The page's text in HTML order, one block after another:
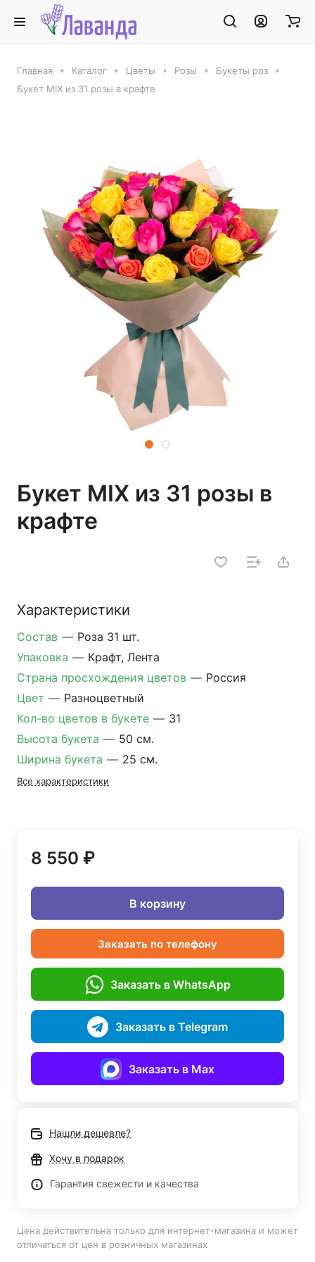
Главная Каталог Цветы Розы
Букеты роз
Букет MIX из 31 розы в крафте
Букет MIX из 31 розы в
крафте
Характеристики
Состав — Роза 31 шт.
Упаковка — Крафт, Лента
Страна просхождения цветов — Россия
Цвет — Разноцветный
Кол-во цветов в букете — 31
Высота букета — 50 см.
Ширина букета — 25 см.
Все характеристики
8 550 ₽
В корзину
Заказать по телефону
Заказать в WhatsApp
Заказать в Telegram
Заказать в Max
Нашли дешевле?
Хочу в подарок
Гарантия свежести и качества
Цена действительна только для интернет-магазина и может
отличаться от цен в розничных магазинах